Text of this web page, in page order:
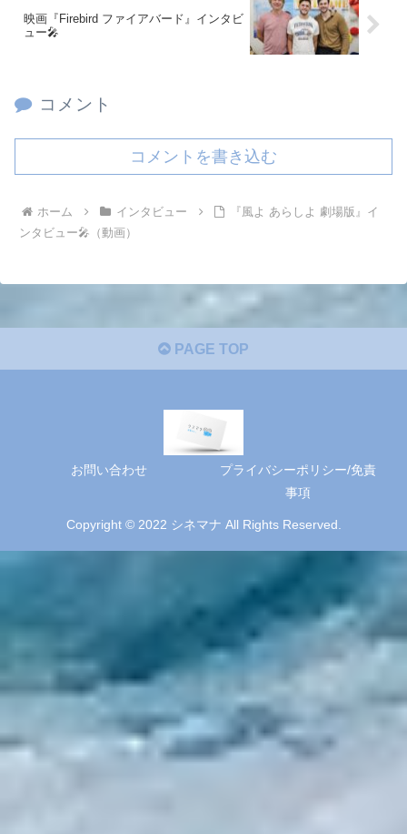
映画『Firebird ファイアバード』インタビ
ュー🎤
コメント
コメントを書き込む
ホーム インタビュー
『風よ あらしよ 劇場版』イ
ンタビュー🎤（動画）
PAGE TOP
お問い合わせ
プライバシーポリシー/免責
事項
Copyright © 2022 シネマナ All Rights Reserved.